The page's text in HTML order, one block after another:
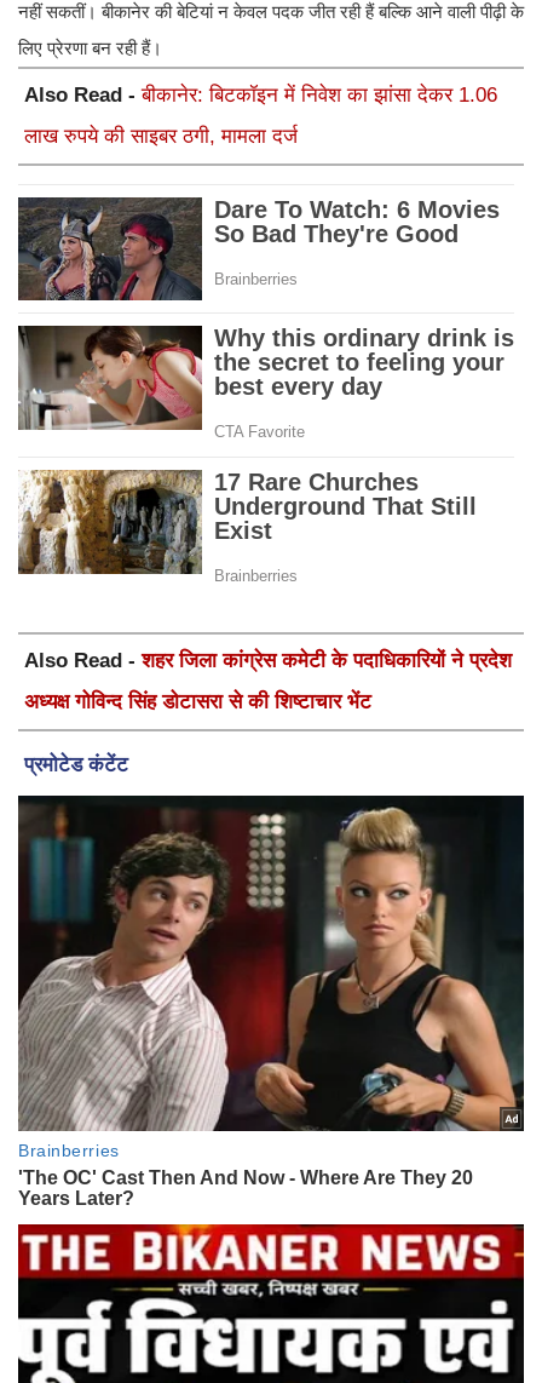
नहीं सकतीं। बीकानेर की बेटियां न केवल पदक जीत रही हैं बल्कि आने वाली पीढ़ी के
लिए प्रेरणा बन रही हैं।
Also Read -बीकानेर: बिटकॉइन में निवेश का झांसा देकर 1.06
लाख रुपये की साइबर ठगी, मामला दर्ज
Also Read -शहर जिला कांग्रेस कमेटी के पदाधिकारियों ने प्रदेश
अध्यक्ष गोविन्द सिंह डोटासरा से की शिष्टाचार भेंट